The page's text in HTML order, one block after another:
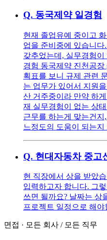
Q. 동국제약 일경험
현재 졸업유예 중이고
업을 준비중에 있습니
갖추었는데, 실무경험
경험 동국제약 진천공장
획표를 보니 규제 관련
는 업무가 있어서 지원
산 거주중이라 만약 하
재 실무경험이 없는 상
근무를 하는게 맞는건
느정도의 도움이 되는
Q. 현대자동차 중고
현 직장에서 상을 받았
입력하고자 합니다. 그
쓰면 될까요? 날짜는
프로젝트 일정으로 해야
면접 · 모든 회사 / 모든 직무